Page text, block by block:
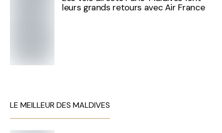
leurs grands retours avec Air France
LE MEILLEUR DES MALDIVES